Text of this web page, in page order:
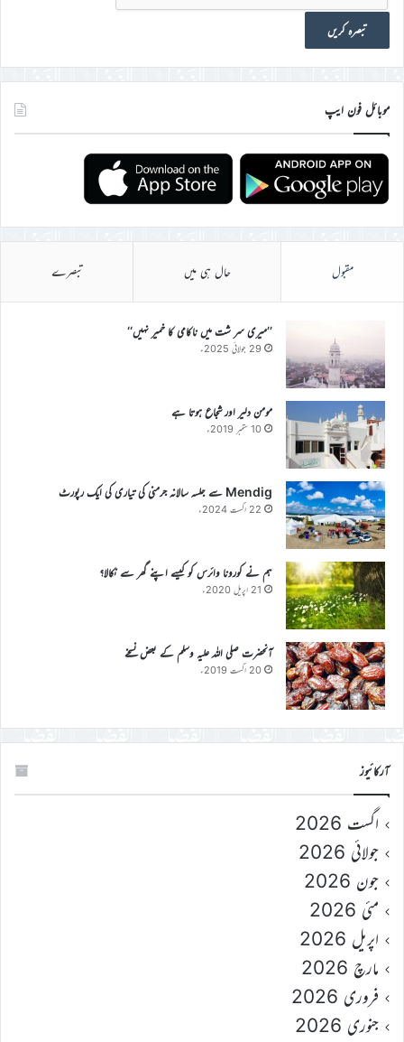
موبائل فون ایپ
مقبول حال ہی میں تبصرے
’’میری سر شت میں ناکامی کا خمیر نہیں‘‘
29 جولائی 2025ء
مومن دلیر اور شجاع ہوتا ہے
10 ستمبر 2019ء
Mendig سے جلسہ سالانہ جرمنی کی تیاری کی ایک رپورٹ
22 اگست 2024ء
ہم نے کورونا وائرس کو کیسے اپنے گھر سے نکالا؟
21 اپریل 2020ء
آنحضرت صلی اللہ علیہ وسلم کے بعض نسخے
20 اگست 2019ء
آرکائیوز
اگست 2026
جولائی 2026
جون 2026
مئی 2026
اپریل 2026
مارچ 2026
فروری 2026
جنوری 2026